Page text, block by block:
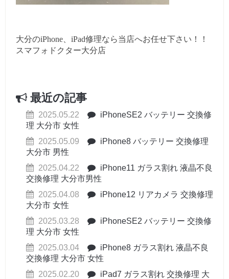
大分のiPhone、iPad修理なら当店へお任せ下さい！！
スマフォドクター大分店
最近の記事
2025.05.22
iPhoneSE2 バッテリー 交換修
理 大分市 女性
2025.05.09
iPhone8 バッテリー 交換修理
大分市 男性
2025.04.22
iPhone11 ガラス割れ 液晶不良
交換修理 大分市男性
2025.04.08
iPhone12 リアカメラ 交換修理
大分市 女性
2025.03.28
iPhoneSE2 バッテリー 交換修
理 大分市 女性
2025.03.04
iPhone8 ガラス割れ 液晶不良
交換修理 大分市 女性
2025.02.20
iPad7 ガラス割れ 交換修理 大